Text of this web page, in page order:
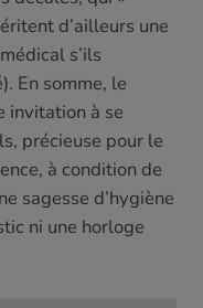
d’ailleurs une
s’ils
En somme, le
invitation à se
précieuse pour le
à condition de
sagesse d’hygiène
ni une horloge